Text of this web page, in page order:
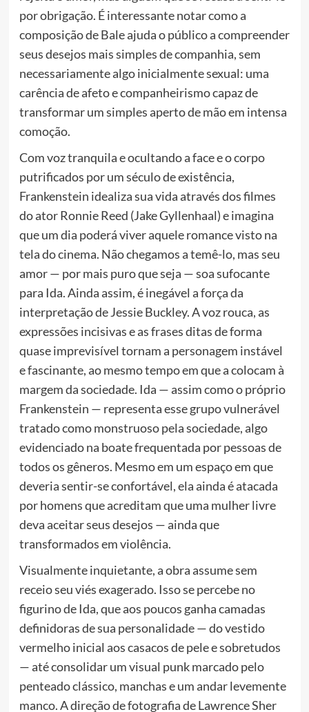
por obrigação. É interessante notar como a
composição de Bale ajuda o público a compreender
seus desejos mais simples de companhia, sem
necessariamente algo inicialmente sexual: uma
carência de afeto e companheirismo capaz de
transformar um simples aperto de mão em intensa
comoção.
Com voz tranquila e ocultando a face e o corpo
putrificados por um século de existência,
Frankenstein idealiza sua vida através dos filmes
do ator Ronnie Reed (Jake Gyllenhaal) e imagina
que um dia poderá viver aquele romance visto na
tela do cinema. Não chegamos a temê-lo, mas seu
amor — por mais puro que seja — soa sufocante
para Ida. Ainda assim, é inegável a força da
interpretação de Jessie Buckley. A voz rouca, as
expressões incisivas e as frases ditas de forma
quase imprevisível tornam a personagem instável
e fascinante, ao mesmo tempo em que a colocam à
margem da sociedade. Ida — assim como o próprio
Frankenstein — representa esse grupo vulnerável
tratado como monstruoso pela sociedade, algo
evidenciado na boate frequentada por pessoas de
todos os gêneros. Mesmo em um espaço em que
deveria sentir-se confortável, ela ainda é atacada
por homens que acreditam que uma mulher livre
deva aceitar seus desejos — ainda que
transformados em violência.
Visualmente inquietante, a obra assume sem
receio seu viés exagerado. Isso se percebe no
figurino de Ida, que aos poucos ganha camadas
definidoras de sua personalidade — do vestido
vermelho inicial aos casacos de pele e sobretudos
— até consolidar um visual punk marcado pelo
penteado clássico, manchas e um andar levemente
manco. A direção de fotografia de Lawrence Sher